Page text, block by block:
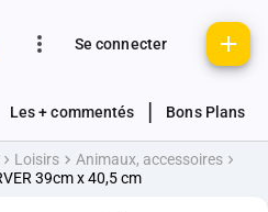
Se connecter
Les + commentés Bons Plans
Loisirs
Animaux, accessoires
39cm x 40,5 cm